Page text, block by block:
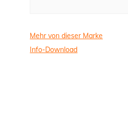
Mehr von dieser Marke
Info-Download